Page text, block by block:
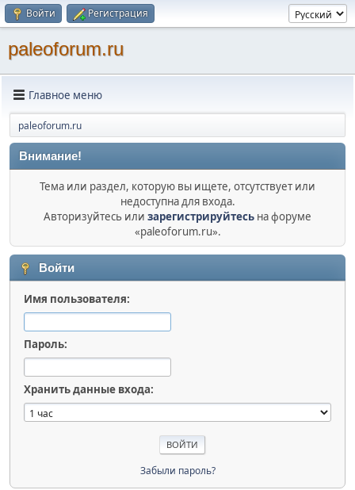
Войти Регистрация
paleoforum.ru
Главное меню
paleoforum.ru
Внимание!
Тема или раздел, которую вы ищете, отсутствует или
недоступна для входа.
Авторизуйтесь или зарегистрируйтесь на форуме
«paleoforum.ru».
Войти
Имя пользователя:
Пароль:
Хранить данные входа:
Забыли пароль?